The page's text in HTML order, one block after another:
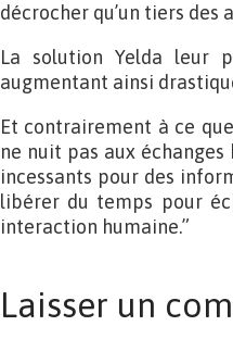
décrocher qu’un tiers des
La solution Yelda leur
augmentant ainsi
Et contrairement à ce
ne nuit pas aux
incessants pour des
libérer du temps pour
interaction humaine.”
Laisser un